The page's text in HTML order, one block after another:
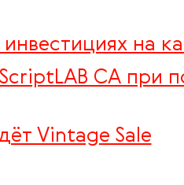
на
CA при
Vintage Sale